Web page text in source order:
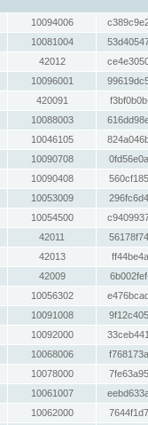
10094006
10081004
42012
10096001
420091
10088003
10046105
10090708
10090408
10053009
10054500
42011
42013
42009
10056302
10091008
10092000
10068006
10078000
10061007
10062000